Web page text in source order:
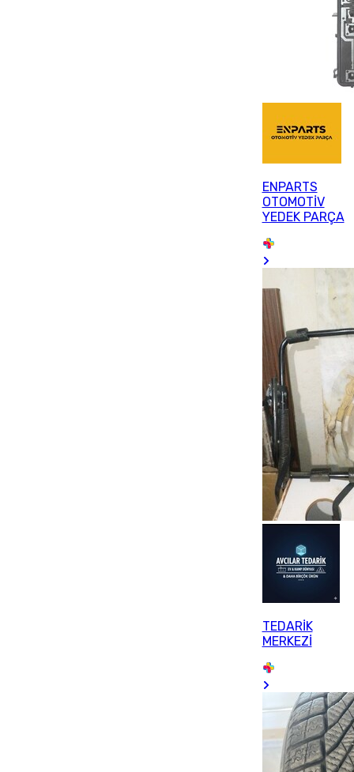
ENPARTS
OTOMOTİV
YEDEK PARÇA
TEDARİK
MERKEZİ